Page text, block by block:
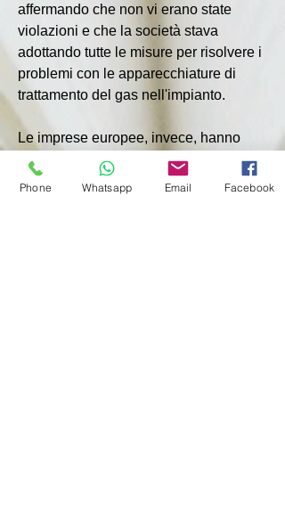
affermando che non vi erano state
violazioni e che la società stava
adottando tutte le misure per risolvere i
problemi con le apparecchiature di
trattamento del gas nell'impianto.
Le imprese europee, invece, hanno
richiesto tutta la documentazione
relativa al progetto, che sarebbe in
Phone Whatsapp Email Facebook